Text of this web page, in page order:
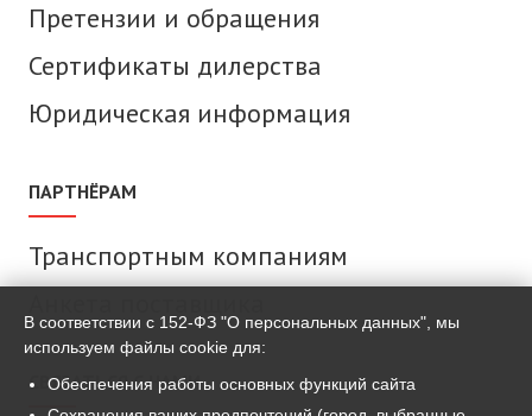
Претензии и обращения
Сертификаты дилерства
Юридическая информация
ПАРТНЁРАМ
Транспортным компаниям
СВЯЗАТЬСЯ С НАМИ
В соответствии с 152-ФЗ "О персональных данных", мы
используем файлы cookie для:
Обеспечения работы основных функций сайта